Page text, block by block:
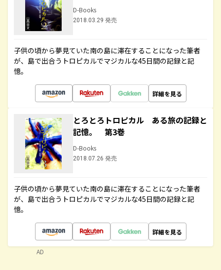
D-Books
2018.03.29 発売
子供の頃から夢見ていた南の島に滞在することになった筆者
が、島で出合うトロピカルでマジカルな45日間の記録と記
憶。
詳細を見る
とろとろトロピカル ある旅の記録と
記憶。 第3巻
D-Books
2018.07.26 発売
子供の頃から夢見ていた南の島に滞在することになった筆者
が、島で出合うトロピカルでマジカルな45日間の記録と記
憶。
詳細を見る
AD